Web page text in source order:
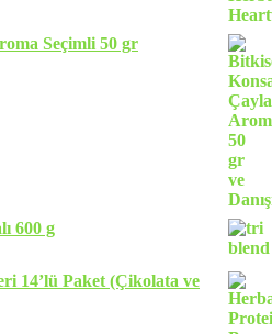
Seçimli 50 gr
600 g
14’lü Paket (Çikolata ve